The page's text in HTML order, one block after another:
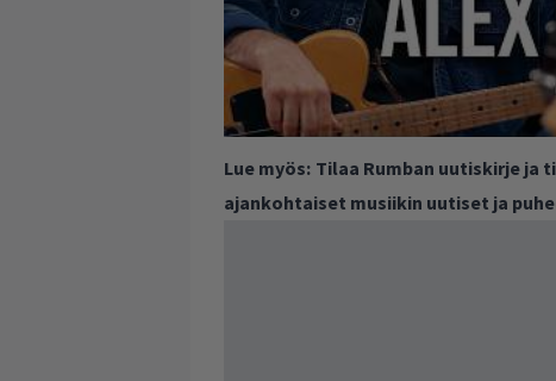
Lue myös: Tilaa Rumban uutiskirje ja
ajankohtaiset musiikin uutiset ja